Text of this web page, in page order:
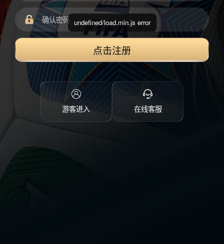
点击注册
游客进入 在线客服
undefined/load.min.js error